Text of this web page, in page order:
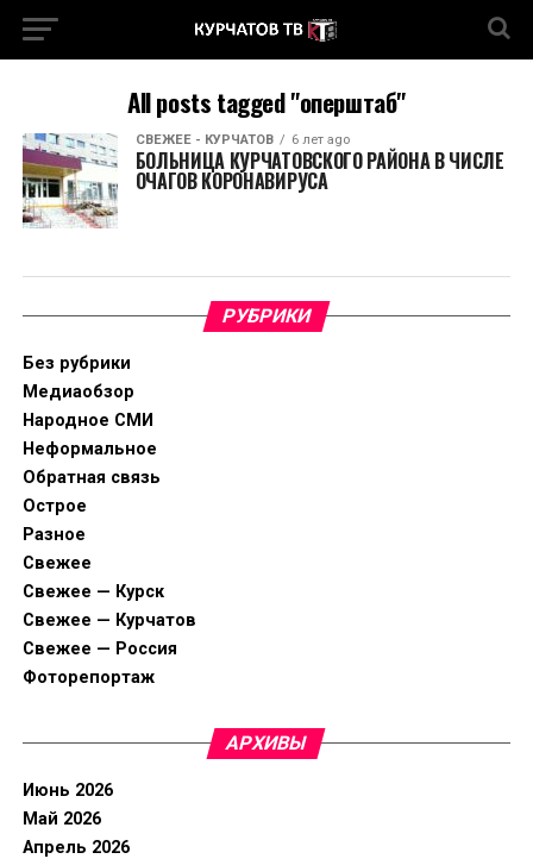
All posts tagged "оперштаб"
СВЕЖЕЕ - КУРЧАТОВ 6 лет ago
БОЛЬНИЦА КУРЧАТОВСКОГО РАЙОНА В ЧИСЛЕ
ОЧАГОВ КОРОНАВИРУСА
РУБРИКИ
Без рубрики
Медиаобзор
Народное СМИ
Неформальное
Обратная связь
Острое
Разное
Свежее
Свежее — Курск
Свежее — Курчатов
Свежее — Россия
Фоторепортаж
АРХИВЫ
Июнь 2026
Май 2026
Апрель 2026